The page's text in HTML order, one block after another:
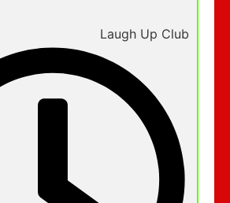
Laugh Up Club